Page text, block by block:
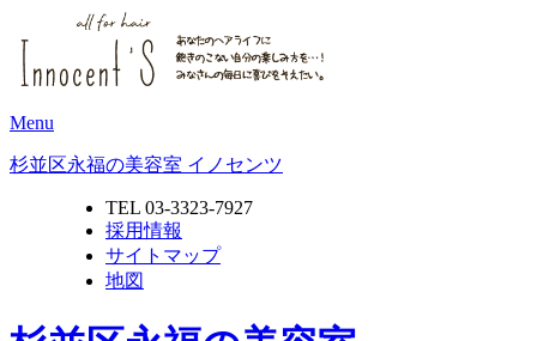
Menu
杉並区永福の美容室 イノセンツ
TEL 03-3323-7927
採用情報
サイトマップ
地図